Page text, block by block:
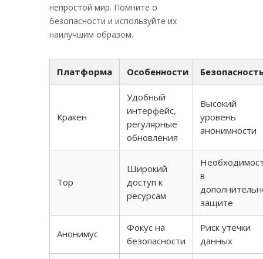
непростой мир. Помните о
безопасности и используйте их
наилучшим образом.
Платформа Особенности
Кракен
Удобный
интерфейс,
регулярные
обновления
Высокий
уровень
анонимности
Тор
Широкий
доступ к
ресурсам
в
защите
Анонимус
Фокус на
безопасности
Риск утечки
данных